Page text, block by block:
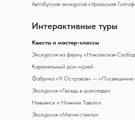
Автобусная экскурсия «Уральская
Интерактивные туры
Квесты и мастер-классы
Экскурсия на ферму «Никольская
Карамельный дом-музей
Фабрика «9 Островов» — «Посвящение
Экскурсия «Гвоздь в шоколаде»
Невьянск и Нижние Таволги
Экскурсия «Магия стекла»